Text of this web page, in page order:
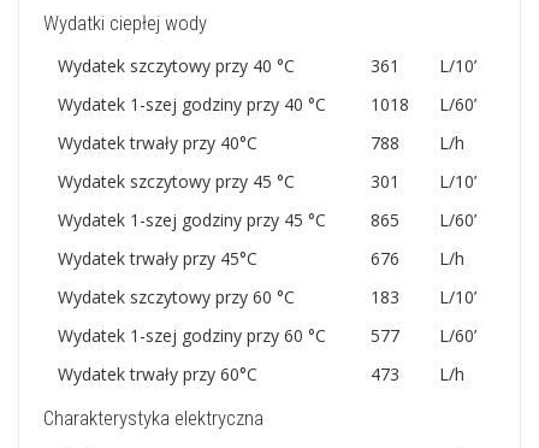
Wydatki ciepłej wody
Wydatek szczytowy przy 40 °C 361
L/10’
Wydatek 1-szej godziny przy 40 °C
1018
L/60’
Wydatek trwały przy 40°C
788
L/h
Wydatek szczytowy przy 45 °C
301
L/10’
Wydatek 1-szej godziny przy 45 °C
865
L/60’
Wydatek trwały przy 45°C
676
L/h
Wydatek szczytowy przy 60 °C
183
L/10’
Wydatek 1-szej godziny przy 60 °C
577
L/60’
Wydatek trwały przy 60°C
473 L/h
Charakterystyka elektryczna